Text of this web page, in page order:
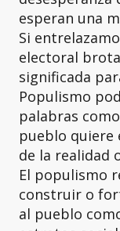
esperan una
Si
electoral
significada
Populismo
palabras
pueblo quiere
de la realidad
El populismo
construir o
al pueblo